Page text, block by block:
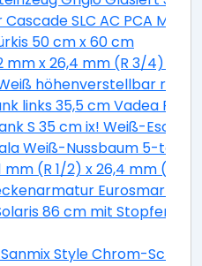
SLC AC PCA M22
50 cm x 60 cm
x 26,4 mm (R 3/4)
höhenverstellbar
links 35,5 cm Vadea
S 35 cm ix! Weiß-Esche
Weiß-Nussbaum 5-teilig
mm (R 1/2) x 26,4 mm (R
Eurosmart CE
86 cm mit
Style Chrom-